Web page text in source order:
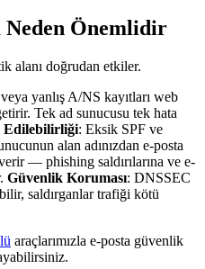
Neden Önemlidir
alanı doğrudan etkiler.
yanlış A/NS kayıtları web
Tek ad sunucusu tek hata
Edilebilirliği: Eksik SPF ve
alan adınızdan e-posta
— phishing saldırılarına ve e-
Güvenlik Koruması: DNSSEC
saldırganlar trafiği kötü
araçlarımızla e-posta güvenlik